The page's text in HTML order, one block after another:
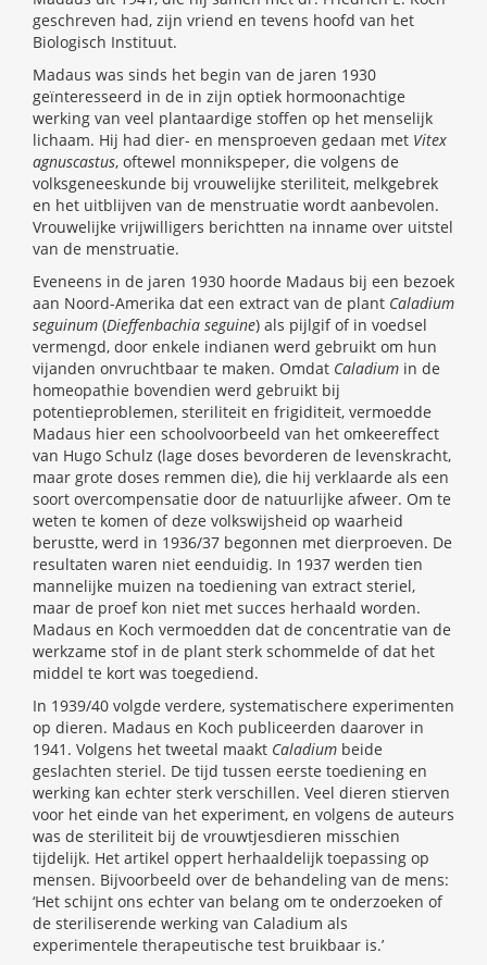
geschreven had, zijn vriend en tevens hoofd van het
Biologisch Instituut.
Madaus was sinds het begin van de jaren 1930
geïnteresseerd in de in zijn optiek hormoonachtige
werking van veel plantaardige stoffen op het menselijk
lichaam. Hij had dier- en mensproeven gedaan met Vitex
agnuscastus, oftewel monnikspeper, die volgens de
volksgeneeskunde bij vrouwelijke steriliteit, melkgebrek
en het uitblijven van de menstruatie wordt aanbevolen.
Vrouwelijke vrijwilligers berichtten na inname over uitstel
van de menstruatie.
Eveneens in de jaren 1930 hoorde Madaus bij een bezoek
aan Noord-Amerika dat een extract van de plant Caladium
seguinum (Dieffenbachia seguine) als pijlgif of in voedsel
vermengd, door enkele indianen werd gebruikt om hun
vijanden onvruchtbaar te maken. Omdat Caladium in de
homeopathie bovendien werd gebruikt bij
potentieproblemen, steriliteit en frigiditeit, vermoedde
Madaus hier een schoolvoorbeeld van het omkeereffect
van Hugo Schulz (lage doses bevorderen de levenskracht,
maar grote doses remmen die), die hij verklaarde als een
soort overcompensatie door de natuurlijke afweer. Om te
weten te komen of deze volkswijsheid op waarheid
berustte, werd in 1936/37 begonnen met dierproeven. De
resultaten waren niet eenduidig. In 1937 werden tien
mannelijke muizen na toediening van extract steriel,
maar de proef kon niet met succes herhaald worden.
Madaus en Koch vermoedden dat de concentratie van de
werkzame stof in de plant sterk schommelde of dat het
middel te kort was toegediend.
In 1939/40 volgde verdere, systematischere experimenten
op dieren. Madaus en Koch publiceerden daarover in
1941. Volgens het tweetal maakt Caladium beide
geslachten steriel. De tijd tussen eerste toediening en
werking kan echter sterk verschillen. Veel dieren stierven
voor het einde van het experiment, en volgens de auteurs
was de steriliteit bij de vrouwtjesdieren misschien
tijdelijk. Het artikel oppert herhaaldelijk toepassing op
mensen. Bijvoorbeeld over de behandeling van de mens:
‘Het schijnt ons echter van belang om te onderzoeken of
de steriliserende werking van Caladium als
experimentele therapeutische test bruikbaar is.’